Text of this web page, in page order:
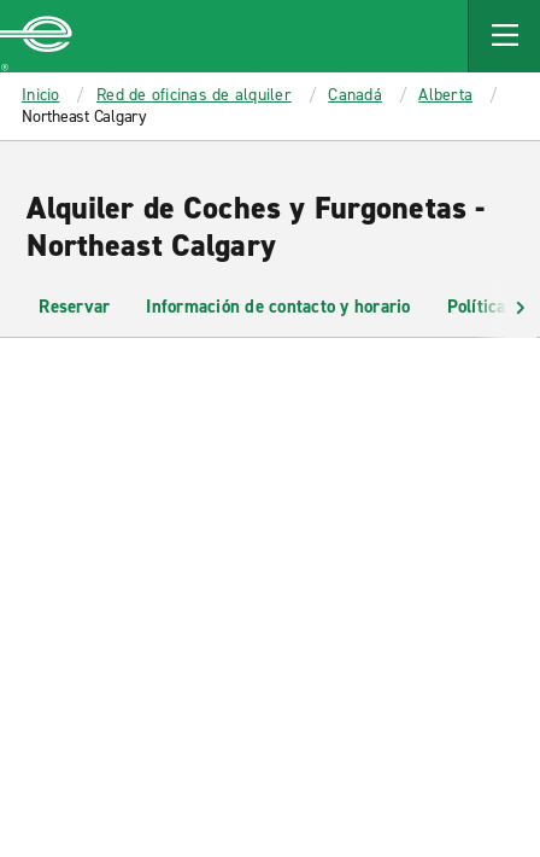
MAIN
CONTENT
Enterprise
Inicio Red de oficinas de alquiler Canadá
Alberta
Northeast Calgary
Alquiler de Coches y Furgonetas -
Northeast Calgary
Reservar Información de contacto y horario Políticas